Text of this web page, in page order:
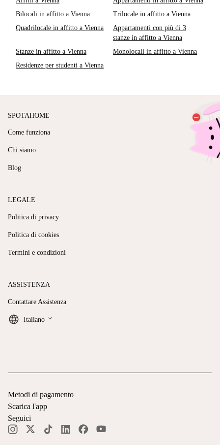
Bilocali in affitto a Vienna
Trilocale in affitto a Vienna
Quadrilocale in affitto a Vienna
Appartamenti con più di 3
stanze in affitto a Vienna
Stanze in affitto a Vienna
Monolocali in affitto a Vienna
Residenze per studenti a Vienna
SPOTAHOME
Come funziona
Chi siamo
Blog
LEGALE
Politica di privacy
Politica di cookies
Termini e condizioni
ASSISTENZA
Contattare Assistenza
Italiano keyboard_arrow_down
Metodi di pagamento
Scarica l'app
Seguici